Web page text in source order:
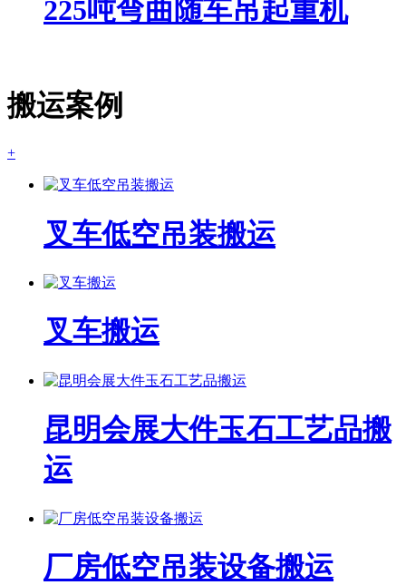
225吨弯曲随车吊起重机
搬运案例
+
叉车低空吊装搬运
叉车搬运
昆明会展大件玉石工艺品搬
运
厂房低空吊装设备搬运